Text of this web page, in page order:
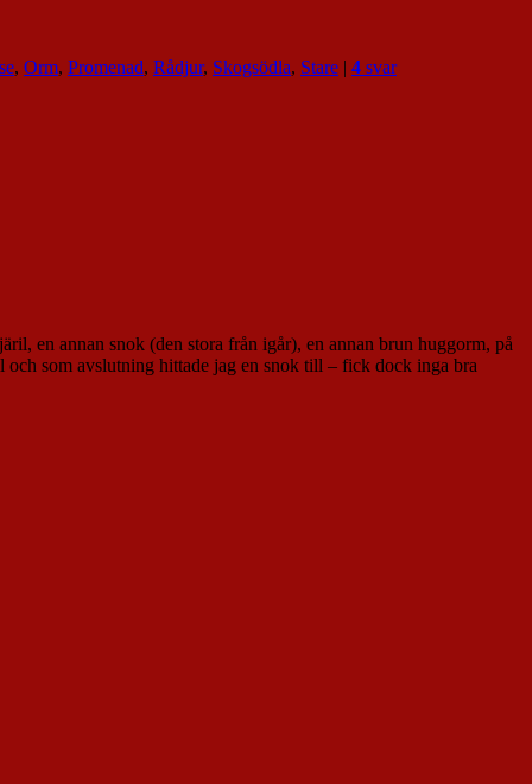
, Orm, Promenad, Rådjur, Skogsödla, Stare | 4 svar
en annan snok (den stora från igår), en annan brun huggorm, på
och som avslutning hittade jag en snok till – fick dock inga bra